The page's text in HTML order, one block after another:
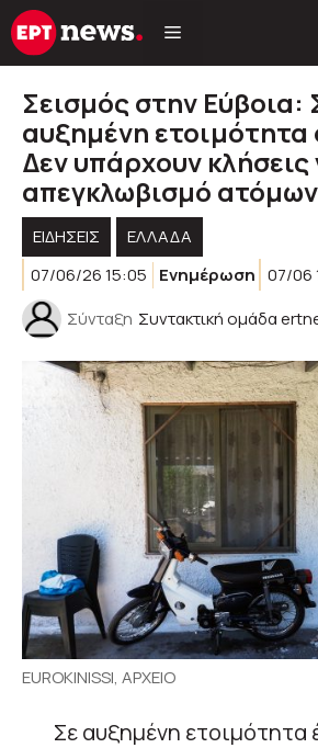
Μετάβαση
σε
Σεισμός στην Εύβοια:
αυξημένη ετοιμότητα
Δεν υπάρχουν κλήσεις
απεγκλωβισμό ατόμων
ΕΙΔΗΣΕΙΣ
ΕΛΛΑΔΑ
07/06/26 15:05
Ενημέρωση 07/06
Σύνταξη Συντακτική ομάδα
EUROKINISSI, ΑΡΧΕΙΟ
Σε αυξημένη ετοιμότητα